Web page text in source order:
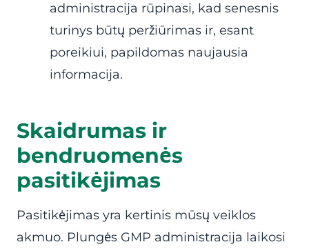
administracija rūpinasi, kad senesnis
turinys būtų peržiūrimas ir, esant
poreikiui, papildomas naujausia
informacija.
Skaidrumas ir
bendruomenės
pasitikėjimas
Pasitikėjimas yra kertinis mūsų veiklos
akmuo. Plungės GMP administracija laikosi